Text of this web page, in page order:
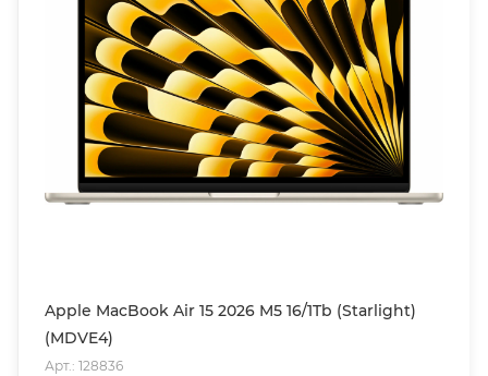
Apple MacBook Air 15 2026 M5 16/1Tb (Starlight)
(MDVE4)
Арт.: 128836